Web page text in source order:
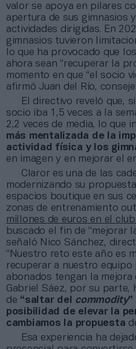
valor se apoya en pilares
apertura de sus gimnasios
actividades dirigidas. En
gimnasios tuvieron
lo que ha provocado que
ahora sean “recuperar la
momento en que “el socio
afirmó Juan del Río,
El directivo reveló que,
socio iba 1,5 veces a la
2,2 veces de media, lo que
más mentalizada de la
actividad física y los
en imagen y en mejorar el
Claror es una de las
modernizando su
espacios boutique en sus
zonas de entrenamiento
millones de euros en el
buscado el fin de “mejorar
señaló Nico Sánchez,
“Nuestro reto este año es
recuperar a nuestro
abonados tengan la mejora
Gabriel Sáez, por su parte,
de “saltar del commodity”
posibilidad de elevar la
cambiamos la propuesta
Esa experiencia ha